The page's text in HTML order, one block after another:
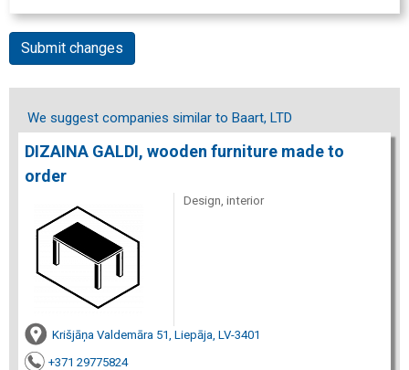
Submit changes
We suggest companies similar to Baart, LTD
DIZAINA GALDI, wooden furniture made ​​to
order
Design, interior
Krišjāņa Valdemāra 51, Liepāja, LV-3401
+371 29775824